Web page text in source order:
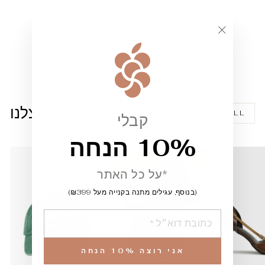
קבלי
10% הנחה
*על כל האתר
(בנוסף, עגילים מתנה בקנייה מעל ₪399)
אני רוצה 10% הנחה
חדש אצלנו VIEW ALL